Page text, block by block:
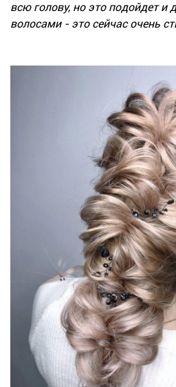
всю голову, но это подойдет
волосами - это сейчас очень